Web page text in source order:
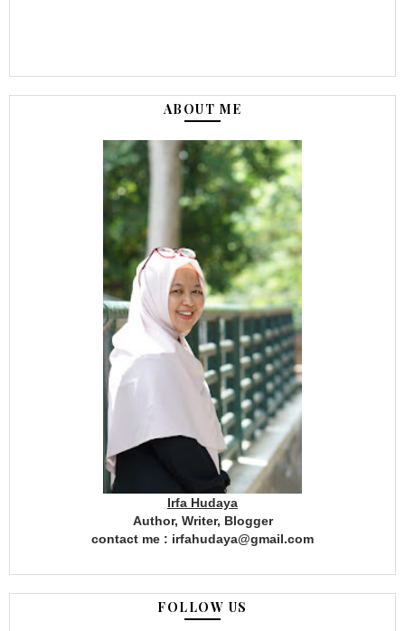
ABOUT ME
Irfa Hudaya
Author, Writer, Blogger
contact me : irfahudaya@gmail.com
FOLLOW US